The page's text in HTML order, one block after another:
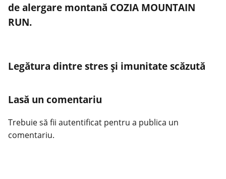
de alergare montană COZIA MOUNTAIN
RUN.
Legătura dintre stres și imunitate scăzută
Lasă un comentariu
Trebuie să fii autentificat pentru a publica un
comentariu.